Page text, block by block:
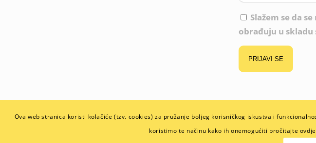
Slažem se da
obrađuju u skladu
Povjerenje naših klijenata nam je na prvom mjestu. Predani smo zaštiti svih osobnih podataka koje nam
Ova web stranica koristi kolačiće (tzv. cookies) za pružanje boljeg korisničkog iskustva i
koristimo te načinu kako ih onemogućiti pročitajte